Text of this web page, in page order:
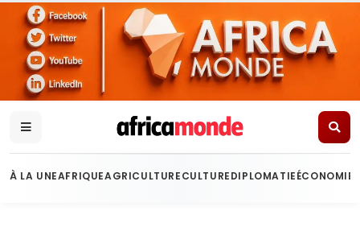
À LA UNEAFRIQUEAGRICULTURECULTUREDIPLOMATIEÉCONOMIE